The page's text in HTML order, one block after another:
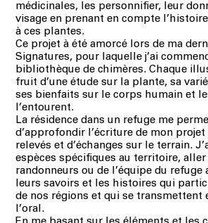
médicinales, les personnifier, leur
visage en prenant en compte
à ces plantes.
Ce projet à été amorcé lors de ma
Signatures, pour laquelle j’ai
bibliothèque de chimères. Chaque
fruit d’une étude sur la plante, sa
ses bienfaits sur le corps humain et
l’entourent.
La résidence dans un refuge me
d’approfondir l’écriture de mon projet
relevés et d’échanges sur le terrain.
espèces spécifiques au territoire,
randonneurs ou de l’équipe du refuge
leurs savoirs et les histoires qui
de nos régions et qui se transmettent
l’oral.